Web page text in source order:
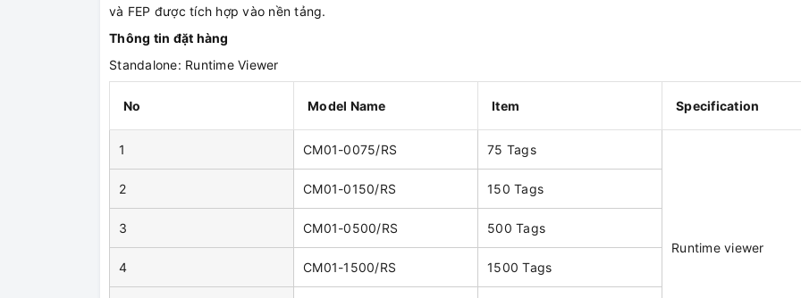
và FEP được tích hợp vào nền tảng.
Thông tin đặt hàng
Standalone: Runtime Viewer
No Model Name Item Specification
1 CM01-0075/RS 75 Tags
Runtime viewer
2 CM01-0150/RS 150 Tags
3 CM01-0500/RS 500 Tags
4 CM01-1500/RS 1500 Tags